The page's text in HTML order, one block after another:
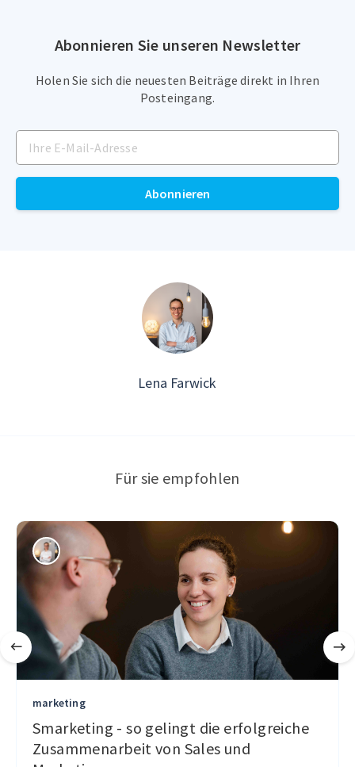
Abonnieren Sie unseren Newsletter
Holen Sie sich die neuesten Beiträge direkt in Ihren
Posteingang.
Abonnieren
Lena Farwick
Für sie empfohlen
marketing
Smarketing - so gelingt die erfolgreiche
Zusammenarbeit von Sales und